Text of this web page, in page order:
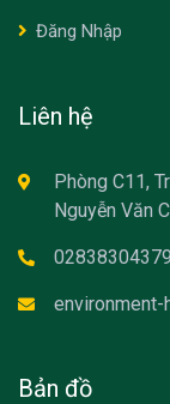
Đăng Nhập
Liên hệ
Phòng C11,
Nguyễn Văn
02838304379
environment-
Bản đồ